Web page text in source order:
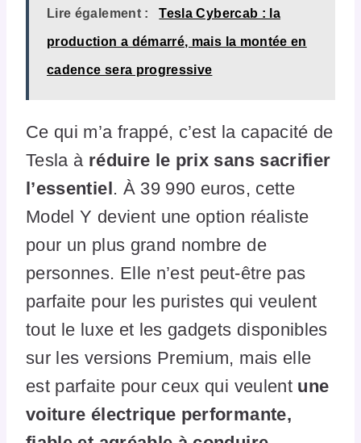
Lire également : Tesla Cybercab : la
production a démarré, mais la montée en
cadence sera progressive
Ce qui m’a frappé, c’est la capacité de
Tesla à réduire le prix sans sacrifier
l’essentiel. À 39 990 euros, cette
Model Y devient une option réaliste
pour un plus grand nombre de
personnes. Elle n’est peut-être pas
parfaite pour les puristes qui veulent
tout le luxe et les gadgets disponibles
sur les versions Premium, mais elle
est parfaite pour ceux qui veulent une
voiture électrique performante,